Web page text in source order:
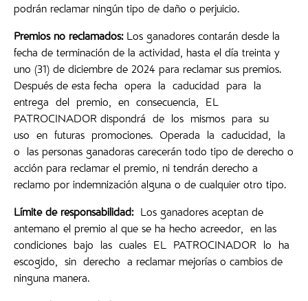
podrán reclamar ningún tipo de daño o perjuicio.
Premiosno reclamados: Los ganadores contarán desde la
fecha de terminación de la actividad, hasta el día treinta y
uno (31) de diciembre de 2024 para reclamar sus premios.
Después de esta fecha opera la caducidad para la
entrega del premio, en consecuencia, EL
PATROCINADOR dispondrá de los mismos para su
uso en futuras promociones. Operada la caducidad, la
o las personas ganadoras carecerán todo tipo de derecho o
acción para reclamar el premio, ni tendrán derecho a
reclamo por indemnización alguna o de cualquier otro tipo.
Límitede responsabilidad: Los ganadores aceptan de
antemano el premio al que se ha hecho acreedor, en las
condiciones bajo las cuales EL PATROCINADOR lo ha
escogido, sin derecho a reclamar mejorías o cambios de
ninguna manera.